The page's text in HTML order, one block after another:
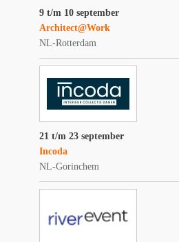
9 t/m 10 september
Architect@Work
NL-Rotterdam
21 t/m 23 september
Incoda
NL-Gorinchem